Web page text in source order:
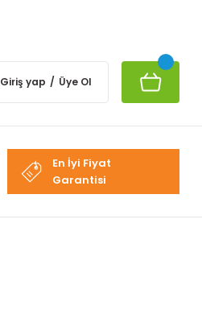
Giriş yap / Üye Ol
En İyi Fiyat
Garantisi